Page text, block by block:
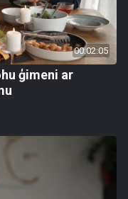
00:02:05
ģimeni ar